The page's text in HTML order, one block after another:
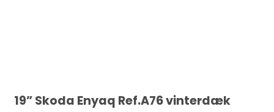
19” Skoda Enyaq Ref.A76 vinterdæk